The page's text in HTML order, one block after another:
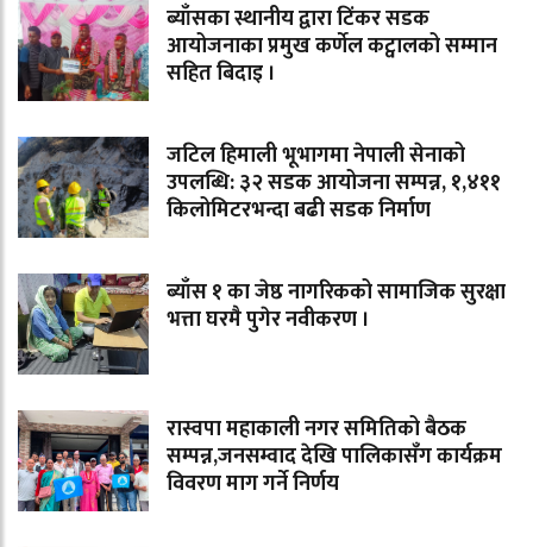
ब्याँसका स्थानीय द्वारा टिंकर सडक
आयोजनाका प्रमुख कर्णेल कट्वालको सम्मान
सहित बिदाइ ।
जटिल हिमाली भूभागमा नेपाली सेनाको
उपलब्धि: ३२ सडक आयोजना सम्पन्न, १,४११
किलोमिटरभन्दा बढी सडक निर्माण
ब्याँस १ का जेष्ठ नागरिकको सामाजिक सुरक्षा
भत्ता घरमै पुगेर नवीकरण ।
रास्वपा महाकाली नगर समितिको बैठक
सम्पन्न,जनसम्वाद देखि पालिकासँग कार्यक्रम
विवरण माग गर्ने निर्णय